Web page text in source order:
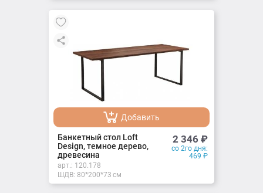
Добавить
Добавлено
Банкетный стол Loft
Design, темное дерево,
древесина
2 346 ₽
со 2го дня:
469 ₽
арт.: 120.178
ШДВ: 80*200*73 см